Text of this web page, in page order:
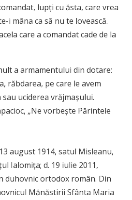
lupţi cu ăsta, care vrea
i mâna ca să nu te lovească.
care a comandat cade de la
a armamentului din dotare:
răbdarea, pe care le avem
uciderea vrăjmașului.
„Ne vorbește Părintele
august 1914, satul Misleanu,
Ialomița; d. 19 iulie 2011,
duhovnic ortodox român. Din
Mănăstirii Sfânta Maria